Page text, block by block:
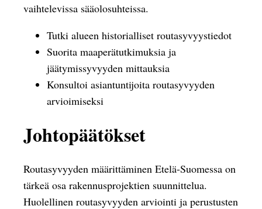
vaihtelevissa sääolosuhteissa.
Tutki alueen historialliset routasyvyystiedot
Suorita maaperätutkimuksia ja
jäätymissyvyyden mittauksia
Konsultoi asiantuntijoita routasyvyyden
arvioimiseksi
Johtopäätökset
Routasyvyyden määrittäminen Etelä-Suomessa on
tärkeä osa rakennusprojektien suunnittelua.
Huolellinen routasyvyyden arviointi ja perustusten